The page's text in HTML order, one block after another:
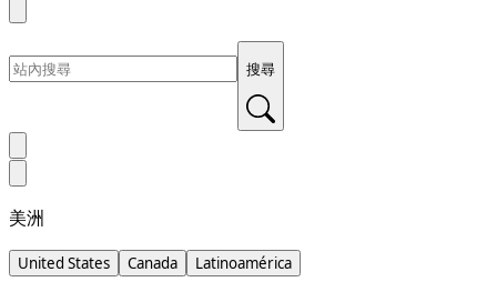
搜尋
美洲
United States Canada Latinoamérica